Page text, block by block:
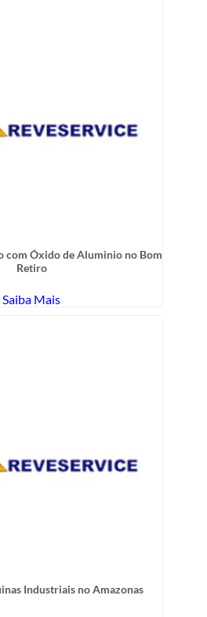
com Óxido de Aluminio no Bom
Retiro
Saiba Mais
Industriais no Amazonas